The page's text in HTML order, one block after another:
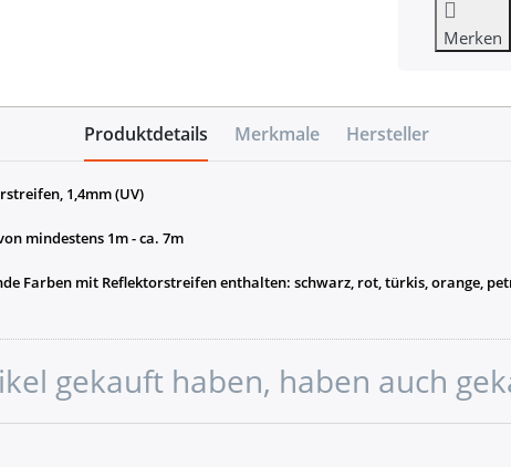
Merken
Produktdetails Merkmale Hersteller
1,4mm (UV)
mindestens 1m - ca. 7m
Farben mit Reflektorstreifen enthalten: schwarz, rot, türkis, orange,
gekauft haben, haben auch